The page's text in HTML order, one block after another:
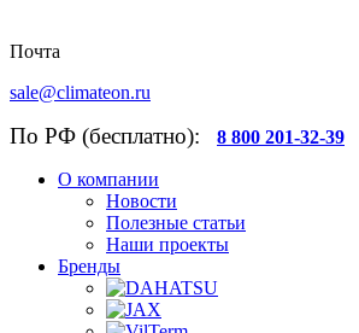
Почта
sale@climateon.ru
По РФ (бесплатно): 8 800 201-32-39
О компании
Новости
Полезные статьи
Наши проекты
Бренды